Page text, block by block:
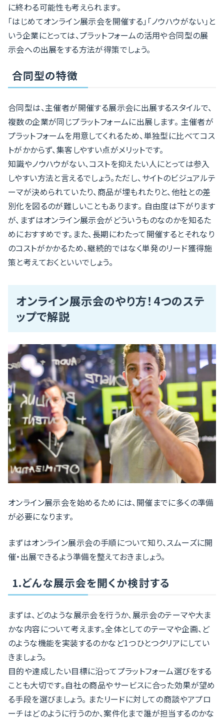
に終わる可能性も考えられます。
「はじめてオンライン展示会を開催する」「ノウハウがない」と
いう企業にとっては、プラットフォームの活用や合同型の展
示会への出展をする方法が得策でしょう。
合同型の特徴
合同型は、主催者が開催する展示会に出展するスタイルで、
複数の企業が同じプラットフォームに出展します。 主催者が
プラットフォームを用意してくれるため、単独型に比べてコス
トがかからず、集客しやすい点がメリットです。
知識やノウハウがない、コストを抑えたい人にとっては参入
しやすい方法と言えるでしょう。ただし、サイトのビジュアルテ
ーマが決められていたり、商品が埋もれたりと、他社との差
別化を図るのが難しいこともあります。 自由度は下がります
が、まずはオンライン展示会がどういうものなのかを知るた
めにおすすめです。また、長期にわたって開催するとそれなり
のコストがかかるため、継続的ではなく単発のリード獲得施
策と考えておくといいでしょう。
オンライン展示会のやり方！4つのステ
ップで解説
オンライン展示会を始めるためには、開催までに多くの準備
が必要になります。
まずはオンライン展示会の手順について知り、スムーズに開
催・出展できるよう準備を整えておきましょう。
1.どんな展示会を開くか検討する
まずは、どのような展示会を行うか、展示会のテーマや大ま
かな内容について考えます。全体としてのテーマや企画、ど
のような機能を実装するのかなど1つひとつクリアにしてい
きましょう。
目的や達成したい目標に沿ってプラットフォーム選びをする
ことも大切です。自社の商品やサービスに合った効果が望め
る手段を選びましょう。 またリードに対しての商談やアプロ
ーチはどのように行うのか、案件化まで誰が担当するのかな